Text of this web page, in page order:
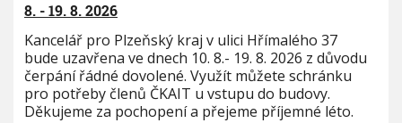
8. - 19. 8. 2026
Kancelář pro Plzeňský kraj v ulici Hřímalého 37
bude uzavřena ve dnech 10. 8.- 19. 8. 2026 z důvodu
čerpání řádné dovolené. Využít můžete schránku
pro potřeby členů ČKAIT u vstupu do budovy.
Děkujeme za pochopení a přejeme příjemné léto.